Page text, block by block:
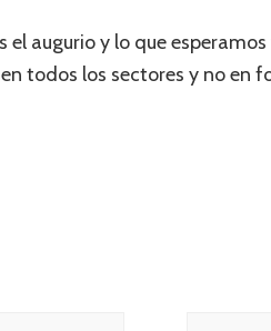
augurio y lo que
todos los sectores y no en